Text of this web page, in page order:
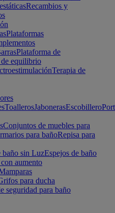
Recambios y
Plataformas
Plataforma de
equilibrio
Terapia de
ToallerosJabonerasEscobillero
Conjuntos de muebles para
para bañoRepisa para
baño sin LuzEspejos de baño
aumento
para ducha
seguridad para baño